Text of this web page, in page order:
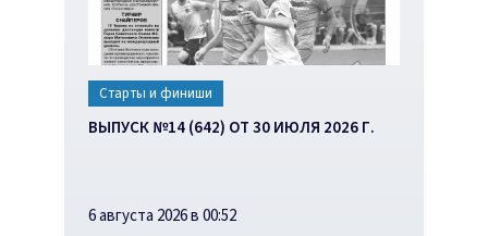
Старты и финиши
ВЫПУСК №14 (642) ОТ 30 ИЮЛЯ 2026 Г.
6 августа 2026 в 00:52